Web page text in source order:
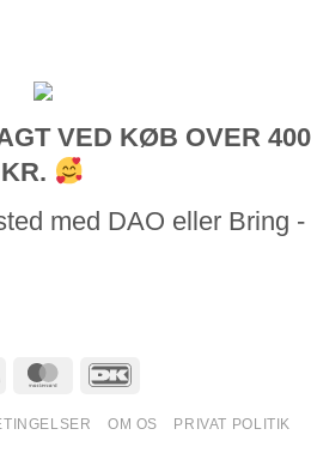
VED KØB OVER 400
KR.
med DAO eller Bring -
OM OS PRIVAT POLITIK